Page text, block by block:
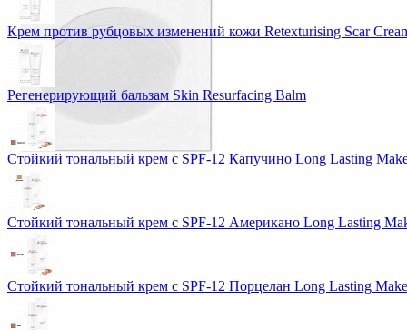
Крем против рубцовых изменений кожи Retexturising Scar
Регенерирующий бальзам Skin Resurfacing Balm
Стойкий тональный крем с SPF-12 Капучино Long Lasting
Стойкий тональный крем с SPF-12 Американо Long Lasting
Стойкий тональный крем с SPF-12 Порцелан Long Lasting